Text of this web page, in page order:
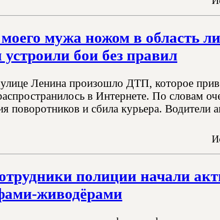
мужа ножом в область
устроили бои без правил
Ленина произошло ДТП, которое
в Интернете. По словам
поворотников и сбила курьера. Водители
полиции начали
живодёрами